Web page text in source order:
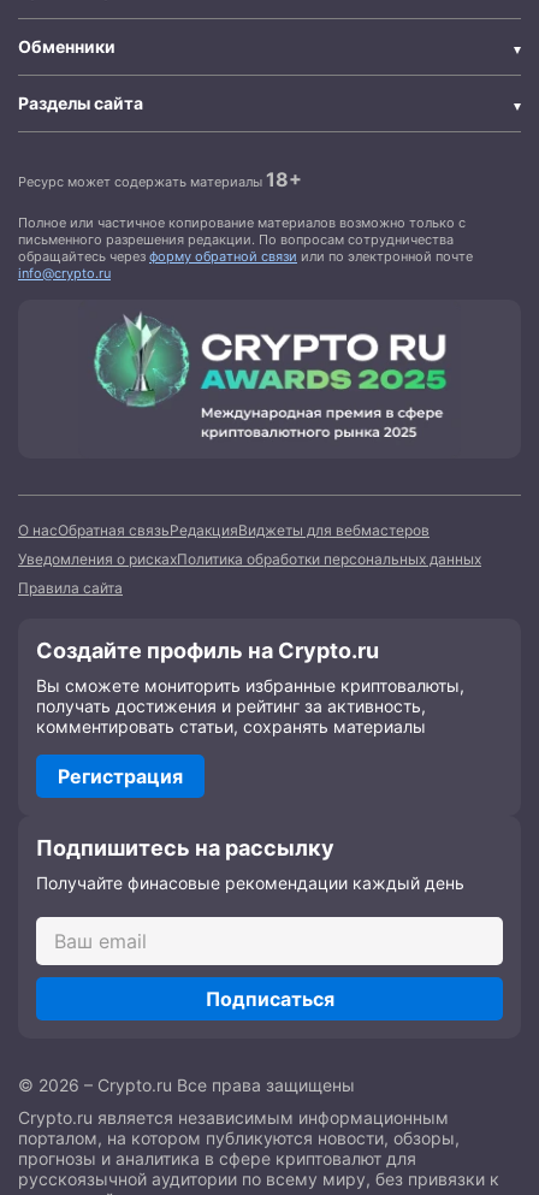
Обменники
Разделы сайта
Ресурс может содержать материалы 18+
Полное или частичное копирование материалов возможно только с
письменного разрешения редакции. По вопросам сотрудничества
обращайтесь через форму обратной связи или по электронной почте
info@crypto.ru
О насОбратная связьРедакцияВиджеты для вебмастеров
Уведомления о рискахПолитика обработки персональных данных
Правила сайта
Создайте профиль на Crypto.ru
Вы сможете мониторить избранные криптовалюты,
получать достижения и рейтинг за активность,
комментировать статьи, сохранять материалы
Регистрация
Подпишитесь на рассылку
Получайте финасовые рекомендации каждый день
Подписаться
© 2026 – Crypto.ru Все права защищены
Crypto.ru является независимым информационным
порталом, на котором публикуются новости, обзоры,
прогнозы и аналитика в сфере криптовалют для
русскоязычной аудитории по всему миру, без привязки к